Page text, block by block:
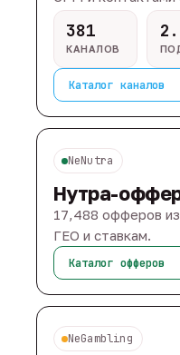
381
КАНАЛОВ
Каталог каналов
NeNutra
Нутра-
17,488 офферов
ГЕО и ставкам.
Каталог офферов
NeGambling